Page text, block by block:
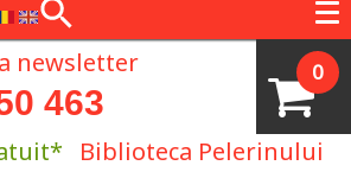
0
newsletter
463
Biblioteca Pelerinului